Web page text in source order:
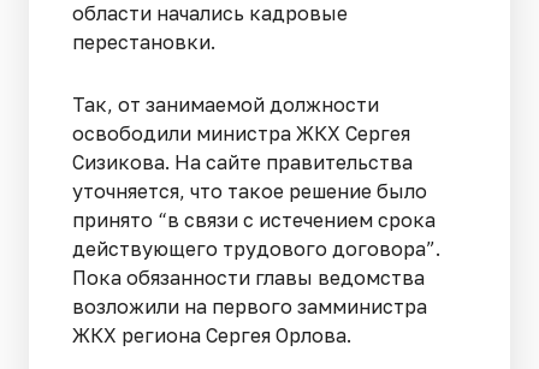
области начались кадровые
перестановки.
Так, от занимаемой должности
освободили министра ЖКХ Сергея
Сизикова. На сайте правительства
уточняется, что такое решение было
принято “в связи с истечением срока
действующего трудового договора”.
Пока обязанности главы ведомства
возложили на первого замминистра
ЖКХ региона Сергея Орлова.